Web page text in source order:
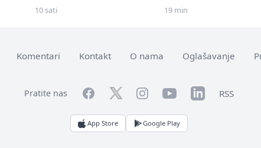
10 sati 19 min
Komentari Kontakt O nama Oglašavanje
Pratite nas FacebookTwitterInstagramYouTubeLinkedInRSS
App Store Google Play